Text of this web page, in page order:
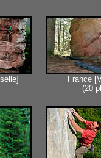
France
(20